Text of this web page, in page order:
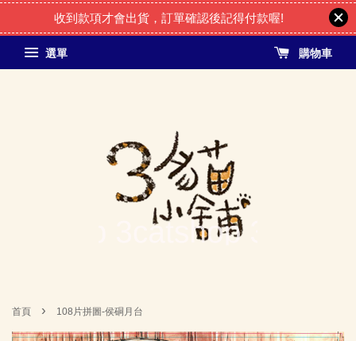
收到款項才會出貨，訂單確認後記得付款喔!
選單 購物車
首頁 › 108片拼圖-侯硐月台